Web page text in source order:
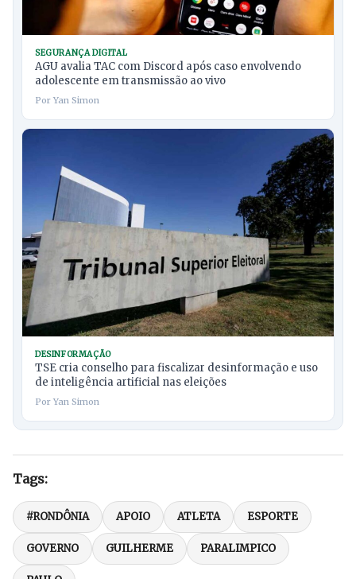
SEGURANÇA DIGITAL
AGU avalia TAC com Discord após caso envolvendo
adolescente em transmissão ao vivo
Por Yan Simon
DESINFORMAÇÃO
TSE cria conselho para fiscalizar desinformação e uso
de inteligência artificial nas eleições
Por Yan Simon
Tags:
#RONDÔNIA APOIO ATLETA ESPORTE
GOVERNO GUILHERME PARALIMPICO